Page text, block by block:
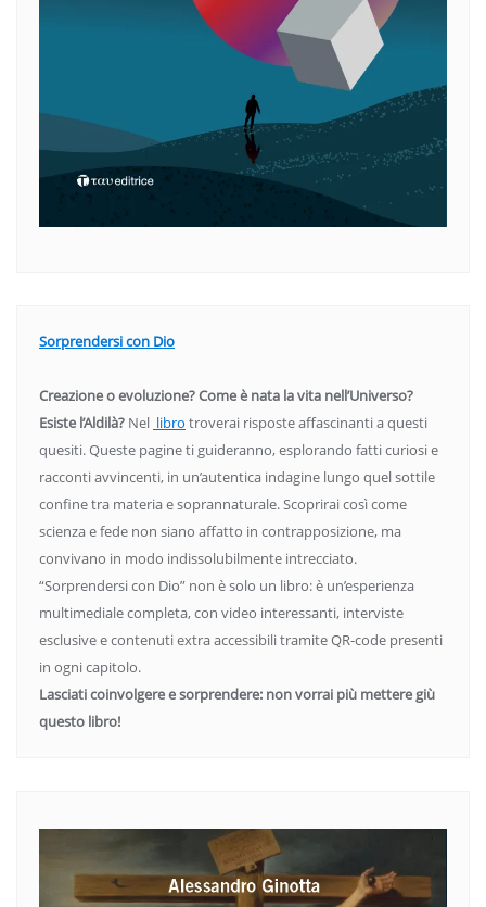
Sorprendersi con Dio
Creazione o evoluzione? Come è nata la vita nell’Universo?
Esiste l’Aldilà? Nel libro troverai risposte affascinanti a questi
quesiti. Queste pagine ti guideranno, esplorando fatti curiosi e
racconti avvincenti, in un’autentica indagine lungo quel sottile
confine tra materia e soprannaturale. Scoprirai così come
scienza e fede non siano affatto in contrapposizione, ma
convivano in modo indissolubilmente intrecciato.
“Sorprendersi con Dio” non è solo un libro: è un’esperienza
multimediale completa, con video interessanti, interviste
esclusive e contenuti extra accessibili tramite QR-code presenti
in ogni capitolo.
Lasciati coinvolgere e sorprendere: non vorrai più mettere giù
questo libro!